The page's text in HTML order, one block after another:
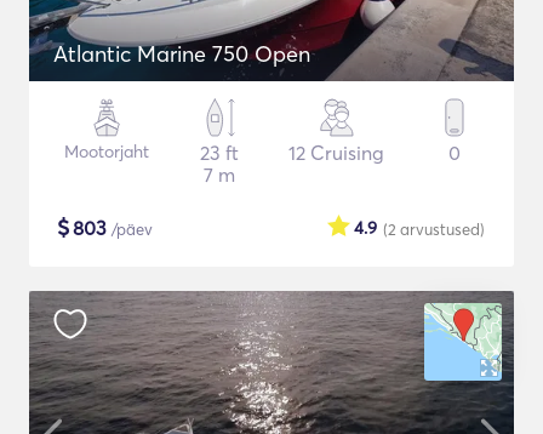
Atlantic Marine 750 Open
Mootorjaht
23 ft
7 m
12 Cruising 0
$803 /päev (2 arvustused)
4.9